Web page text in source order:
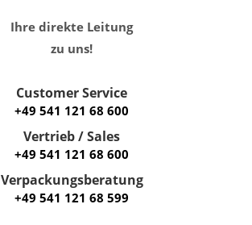
Ihre direkte Leitung
zu uns!
Customer Service
+49 541 121 68 600
Vertrieb / Sales
+49 541 121 68 600
Verpackungsberatung
+49 541 121 68 599